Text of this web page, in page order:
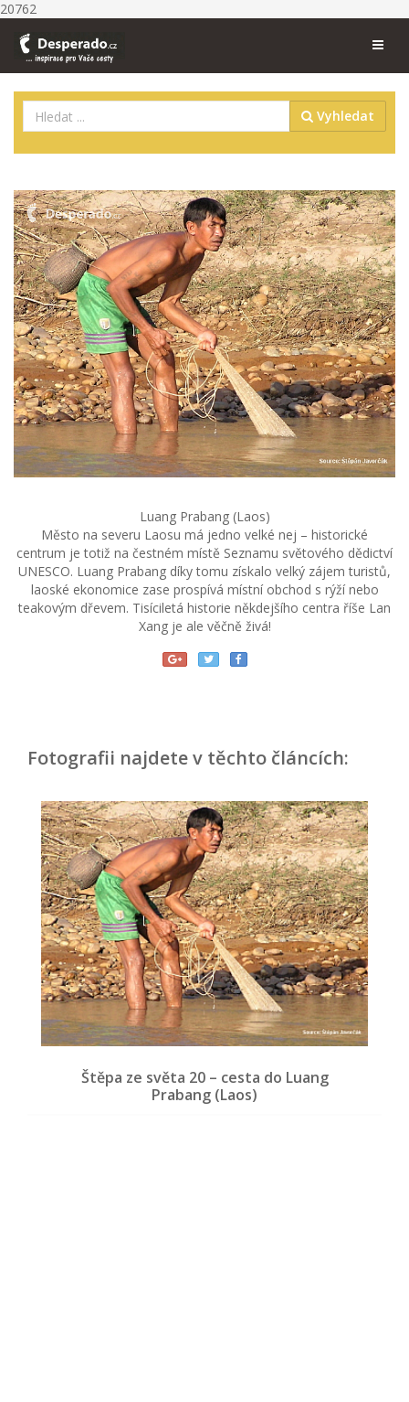
20762
Vyhledat
Luang Prabang (Laos)
Město na severu Laosu má jedno velké nej – historické
centrum je totiž na čestném místě Seznamu světového dědictví
UNESCO. Luang Prabang díky tomu získalo velký zájem turistů,
laoské ekonomice zase prospívá místní obchod s rýží nebo
teakovým dřevem. Tisíciletá historie někdejšího centra říše Lan
Xang je ale věčně živá!
Fotografii najdete v těchto článcích:
Štěpa ze světa 20 – cesta do Luang
Prabang (Laos)